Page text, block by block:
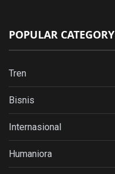
POPULAR CATEGORY
Tren
Bisnis
Internasional
Humaniora